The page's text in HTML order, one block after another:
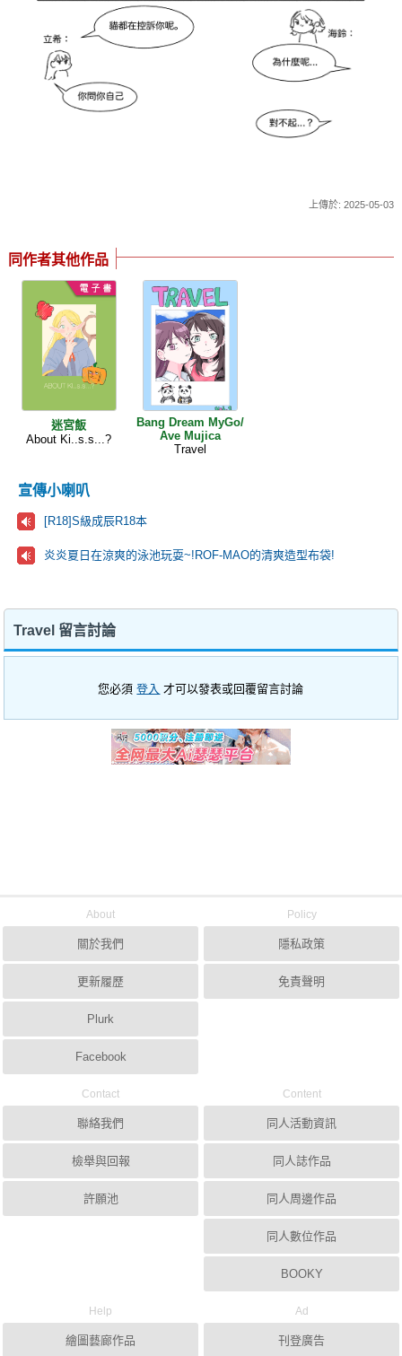
上傳於: 2025-05-03
同作者其他作品
迷宮飯
About Ki..s.s...?
Bang Dream MyGo/
Ave Mujica
Travel
宣傳小喇叭
[R18]S級成辰R18本
炎炎夏日在涼爽的泳池玩耍~!ROF-MAO的清爽造型布袋!
Travel 留言討論
您必須登入 才可以發表或回覆留言討論
About
關於我們
更新履歷
Plurk
Facebook
Policy
隱私政策
免責聲明
Contact
聯絡我們
檢舉與回報
許願池
Content
同人活動資訊
同人誌作品
同人周邊作品
同人數位作品
BOOKY
Help
繪圖藝廊作品
Ad
刊登廣告